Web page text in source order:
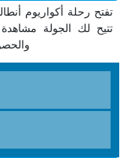
تفتح رحلة أكواريوم
تتيح لك الجولة